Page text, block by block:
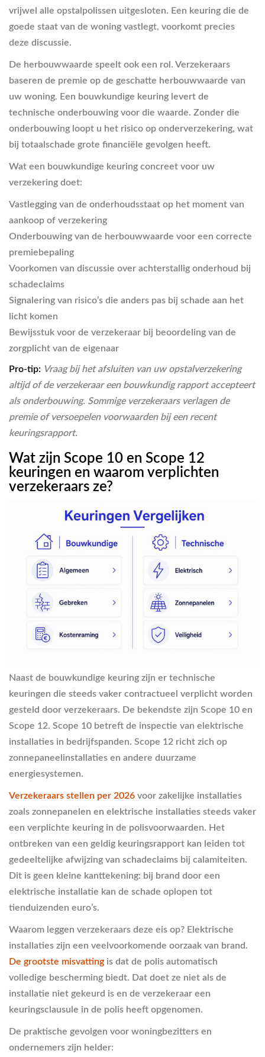
vrijwel alle opstalpolissen uitgesloten. Een keuring die de
goede staat van de woning vastlegt, voorkomt precies
deze discussie.
De herbouwwaarde speelt ook een rol. Verzekeraars
baseren de premie op de geschatte herbouwwaarde van
uw woning. Een bouwkundige keuring levert de
technische onderbouwing voor die waarde. Zonder die
onderbouwing loopt u het risico op onderverzekering, wat
bij totaalschade grote financiële gevolgen heeft.
Wat een bouwkundige keuring concreet voor uw
verzekering doet:
Vastlegging van de onderhoudsstaat op het moment van
aankoop of verzekering
Onderbouwing van de herbouwwaarde voor een correcte
premiebepaling
Voorkomen van discussie over achterstallig onderhoud bij
schadeclaims
Signalering van risico’s die anders pas bij schade aan het
licht komen
Bewijsstuk voor de verzekeraar bij beoordeling van de
zorgplicht van de eigenaar
Pro-tip: Vraag bij het afsluiten van uw opstalverzekering
altijd of de verzekeraar een bouwkundig rapport accepteert
als onderbouwing. Sommige verzekeraars verlagen de
premie of versoepelen voorwaarden bij een recent
keuringsrapport.
Wat zijn Scope 10 en Scope 12
keuringen en waarom verplichten
verzekeraars ze?
Naast de bouwkundige keuring zijn er technische
keuringen die steeds vaker contractueel verplicht worden
gesteld door verzekeraars. De bekendste zijn Scope 10 en
Scope 12. Scope 10 betreft de inspectie van elektrische
installaties in bedrijfspanden. Scope 12 richt zich op
zonnepaneelinstallaties en andere duurzame
energiesystemen.
Verzekeraars stellen per 2026 voor zakelijke installaties
zoals zonnepanelen en elektrische installaties steeds vaker
een verplichte keuring in de polisvoorwaarden. Het
ontbreken van een geldig keuringsrapport kan leiden tot
gedeeltelijke afwijzing van schadeclaims bij calamiteiten.
Dit is geen kleine kanttekening: bij brand door een
elektrische installatie kan de schade oplopen tot
tienduizenden euro’s.
Waarom leggen verzekeraars deze eis op? Elektrische
installaties zijn een veelvoorkomende oorzaak van brand.
De grootste misvatting is dat de polis automatisch
volledige bescherming biedt. Dat doet ze niet als de
installatie niet gekeurd is en de verzekeraar een
keuringsclausule in de polis heeft opgenomen.
De praktische gevolgen voor woningbezitters en
ondernemers zijn helder: